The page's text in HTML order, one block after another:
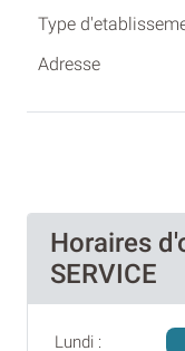
Horaires
SERVICE
Lundi :